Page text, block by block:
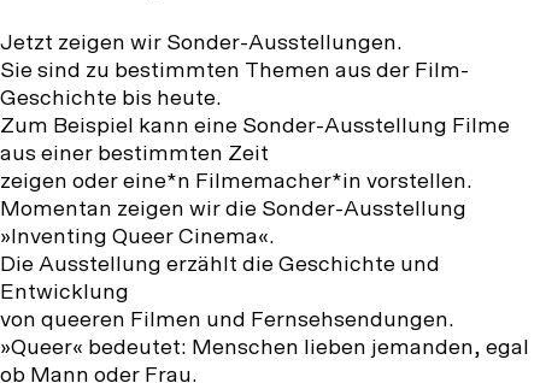
Jetzt zeigen wir Sonder-Ausstellungen.
Sie sind zu bestimmten Themen aus der Film-
Geschichte bis heute.
Zum Beispiel kann eine Sonder-Ausstellung Filme
aus einer bestimmten Zeit
zeigen oder eine*n Filmemacher*in vorstellen.
Momentan zeigen wir die Sonder-Ausstellung
»Inventing Queer Cinema«.
Die Ausstellung erzählt die Geschichte und
Entwicklung
von queeren Filmen und Fernsehsendungen.
»Queer« bedeutet: Menschen lieben jemanden, egal
ob Mann oder Frau.